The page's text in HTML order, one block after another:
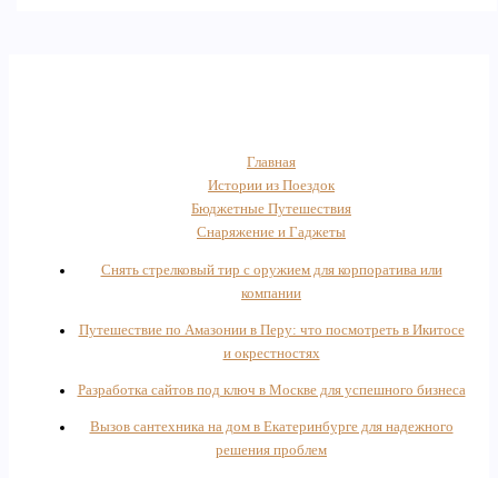
Главная
Истории из Поездок
Бюджетные Путешествия
Снаряжение и Гаджеты
Снять стрелковый тир с оружием для корпоратива или
компании
Путешествие по Амазонии в Перу: что посмотреть в Икитосе
и окрестностях
Разработка сайтов под ключ в Москве для успешного бизнеса
Вызов сантехника на дом в Екатеринбурге для надежного
решения проблем